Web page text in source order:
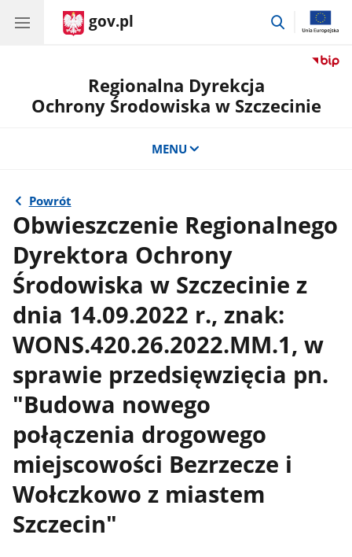
gov.pl
przejdź
Regionalna Dyrekcja
Ochrony Środowiska w Szczecinie
MENU
Powrót
Obwieszczenie Regionalnego
Dyrektora Ochrony
Środowiska w Szczecinie z
dnia 14.09.2022 r., znak:
WONS.420.26.2022.MM.1, w
sprawie przedsięwzięcia pn.
"Budowa nowego
połączenia drogowego
miejscowości Bezrzecze i
Wołczkowo z miastem
Szczecin"